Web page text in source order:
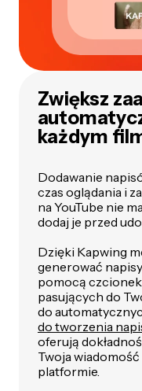
Zwiększ
każdym
Dodawanie
czas oglądania i
na YouTube nie
dodaj je przed
Dzięki Kapwing
generować
pomocą
pasujących do
do
do tworzenia
oferują
Twoja
platformie.